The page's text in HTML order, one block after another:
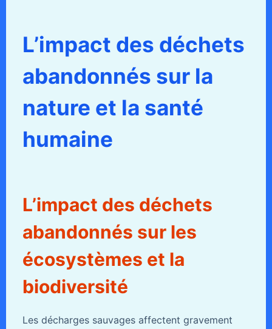
L’impact des déchets
abandonnés sur la
nature et la santé
humaine
L’impact des déchets
abandonnés sur les
écosystèmes et la
biodiversité
Les décharges sauvages affectent gravement